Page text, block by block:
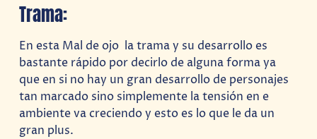
Trama:
En esta Mal de ojo la trama y su desarrollo es
bastante rápido por decirlo de alguna forma ya
que en si no hay un gran desarrollo de personajes
tan marcado sino simplemente la tensión en e
ambiente va creciendo y esto es lo que le da un
gran plus.